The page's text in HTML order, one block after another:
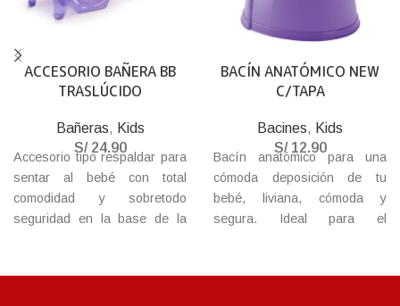
ACCESORIO BAÑERA BB
TRASLÚCIDO
Bañeras, Kids
S/24.90
Accesorio tipo respaldar para
sentar al bebé con total
comodidad y sobretodo
seguridad en la base de la
base, haz que tu bebé
BACÍN ANATÓMICO NEW
C/TAPA
Bacines, Kids
S/12.90
Bacín anatómico para una
cómoda deposición de tu
bebé, liviana, cómoda y
segura. Ideal para el